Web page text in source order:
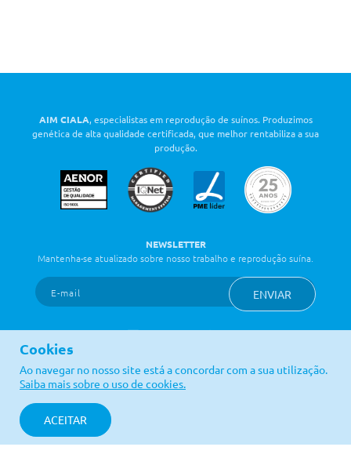
AIM CIALA, especialistas em reprodução de suínos. Produzimos
genética de alta qualidade certificada, que melhor rentabiliza a sua
produção.
NEWSLETTER
Mantenha-se atualizado sobre nosso trabalho e reprodução suína.
ENVIAR
LINKS ÚTEIS
Cookies
Ao navegar no nosso site está a concordar com a sua utilização.
Saiba mais sobre o uso de cookies.
ACEITAR